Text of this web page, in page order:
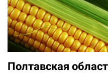
Полтавская